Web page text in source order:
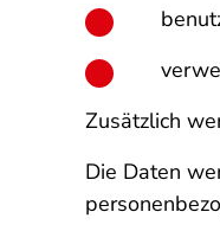
Zusätzlich
Die Daten